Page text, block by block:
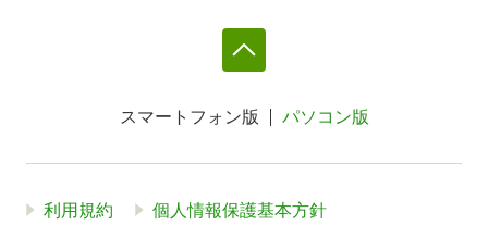
スマートフォン版 パソコン版
利用規約 個人情報保護基本方針